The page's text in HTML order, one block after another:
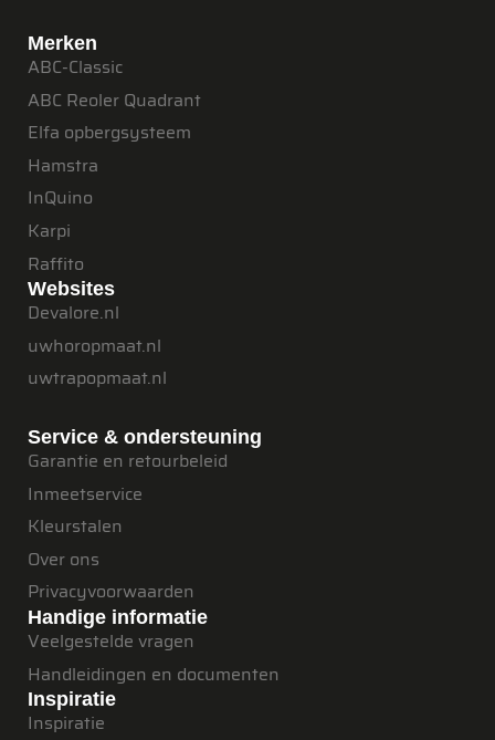
Merken
ABC-Classic
ABC Reoler Quadrant
Elfa opbergsysteem
Hamstra
InQuino
Karpi
Raffito
Websites
Devalore.nl
uwhoropmaat.nl
uwtrapopmaat.nl
Service & ondersteuning
Garantie en retourbeleid
Inmeetservice
Kleurstalen
Over ons
Privacyvoorwaarden
Handige informatie
Veelgestelde vragen
Handleidingen en documenten
Inspiratie
Inspiratie